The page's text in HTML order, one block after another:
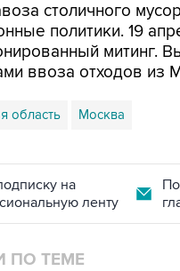
столичного
политики. 19
митинг.
ввоза отходов из
область Москва
на
ленту
ПО ТЕМЕ